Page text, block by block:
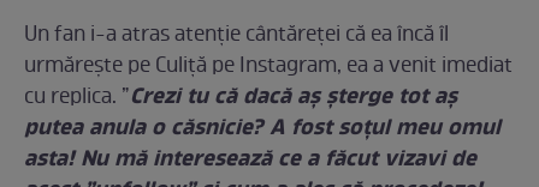
Un fan i-a atras atenție cântăreței că ea încă îl
urmărește pe Culiță pe Instagram, ea a venit imediat
cu replica. ”Crezi tu că dacă aș șterge tot aș
putea anula o căsnicie? A fost soțul meu omul
asta! Nu mă interesează ce a făcut vizavi de